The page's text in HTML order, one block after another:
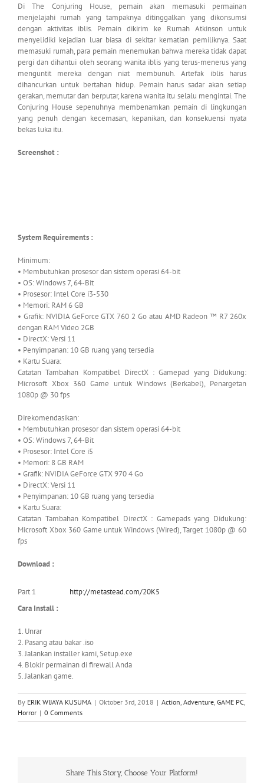
Di The Conjuring House, pemain akan memasuki permainan
menjelajahi rumah yang tampaknya ditinggalkan yang dikonsumsi
dengan aktivitas iblis. Pemain dikirim ke Rumah Atkinson untuk
menyelidiki kejadian luar biasa di sekitar kematian pemiliknya. Saat
memasuki rumah, para pemain menemukan bahwa mereka tidak dapat
pergi dan dihantui oleh seorang wanita iblis yang terus-menerus yang
menguntit mereka dengan niat membunuh. Artefak iblis harus
dihancurkan untuk bertahan hidup. Pemain harus sadar akan setiap
gerakan, memutar dan berputar, karena wanita itu selalu mengintai. The
Conjuring House sepenuhnya membenamkan pemain di lingkungan
yang penuh dengan kecemasan, kepanikan, dan konsekuensi nyata
bekas luka itu.
Screenshot :
System Requirements :
Minimum:
• Membutuhkan prosesor dan sistem operasi 64-bit
• OS: Windows 7, 64-Bit
• Prosesor: Intel Core i3-530
• Memori: RAM 6 GB
• Grafik: NVIDIA GeForce GTX 760 2 Go atau AMD Radeon ™ R7 260x
dengan RAM Video 2GB
• DirectX: Versi 11
• Penyimpanan: 10 GB ruang yang tersedia
• Kartu Suara:
Catatan Tambahan Kompatibel DirectX : Gamepad yang Didukung:
Microsoft Xbox 360 Game untuk Windows (Berkabel), Penargetan
1080p @ 30 fps
Direkomendasikan:
• Membutuhkan prosesor dan sistem operasi 64-bit
• OS: Windows 7, 64-Bit
• Prosesor: Intel Core i5
• Memori: 8 GB RAM
• Grafik: NVIDIA GeForce GTX 970 4 Go
• DirectX: Versi 11
• Penyimpanan: 10 GB ruang yang tersedia
• Kartu Suara:
Catatan Tambahan Kompatibel DirectX : Gamepads yang Didukung:
Microsoft Xbox 360 Game untuk Windows (Wired), Target 1080p @ 60
fps
Download :
Part 1
http://metastead.com/20K5
Cara Install :
1. Unrar
2. Pasang atau bakar .iso
3. Jalankan installer kami, Setup.exe
4. Blokir permainan di firewall Anda
5. Jalankan game.
By ERIK WIJAYA KUSUMA | Oktober 3rd, 2018 | Action Adventure GAME PC
Horror | 0 Comments
Share This Story, Choose Your Platform!